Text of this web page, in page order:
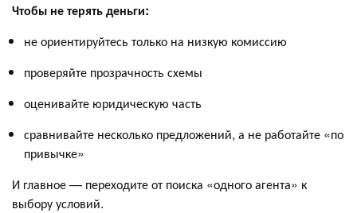
Чтобы не терять деньги:
не ориентируйтесь только на низкую комиссию
проверяйте прозрачность схемы
оценивайте юридическую часть
сравнивайте несколько предложений, а не работайте «по
привычке»
И главное — переходите от поиска «одного агента» к
выбору условий.